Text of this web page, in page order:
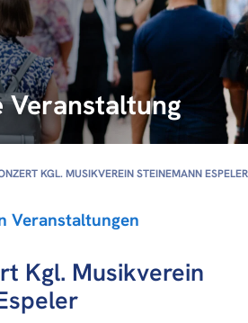
Veranstaltung
KGL. MUSIKVEREIN STEINEMANN ESPELER
Veranstaltungen
Kgl. Musikverein